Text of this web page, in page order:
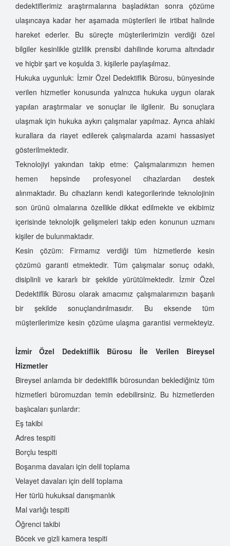
dedektiflerimiz araştırmalarına başladıktan sonra çözüme
ulaşıncaya kadar her aşamada müşterileri ile irtibat halinde
hareket ederler. Bu süreçte müşterilerimizin verdiği özel
bilgiler kesinlikle gizlilik prensibi dahilinde koruma altındadır
ve hiçbir şart ve koşulda 3. kişilerle paylaşılmaz.
Hukuka uygunluk: İzmir Özel Dedektiflik Bürosu, bünyesinde
verilen hizmetler konusunda yalnızca hukuka uygun olarak
yapılan araştırmalar ve sonuçlar ile ilgilenir. Bu sonuçlara
ulaşmak için hukuka aykırı çalışmalar yapılmaz. Ayrıca ahlaki
kurallara da riayet edilerek çalışmalarda azami hassasiyet
gösterilmektedir.
Teknolojiyi yakından takip etme: Çalışmalarımızın hemen
hemen hepsinde profesyonel cihazlardan destek
alınmaktadır. Bu cihazların kendi kategorilerinde teknolojinin
son ürünü olmalarına özellikle dikkat edilmekte ve ekibimiz
içerisinde teknolojik gelişmeleri takip eden konunun uzmanı
kişiler de bulunmaktadır.
Kesin çözüm: Firmamız verdiği tüm hizmetlerde kesin
çözümü garanti etmektedir. Tüm çalışmalar sonuç odaklı,
disiplinli ve kararlı bir şekilde yürütülmektedir. İzmir Özel
Dedektiflik Bürosu olarak amacımız çalışmalarımızın başarılı
bir şekilde sonuçlandırılmasıdır. Bu eksende tüm
müşterilerimize kesin çözüme ulaşma garantisi vermekteyiz.
İzmir Özel Dedektiflik Bürosu İle Verilen Bireysel
Hizmetler
Bireysel anlamda bir dedektiflik bürosundan beklediğiniz tüm
hizmetleri büromuzdan temin edebilirsiniz. Bu hizmetlerden
başlıcaları şunlardır:
Eş takibi
Adres tespiti
Borçlu tespiti
Boşanma davaları için delil toplama
Velayet davaları için delil toplama
Her türlü hukuksal danışmanlık
Mal varlığı tespiti
Öğrenci takibi
Böcek ve gizli kamera tespiti